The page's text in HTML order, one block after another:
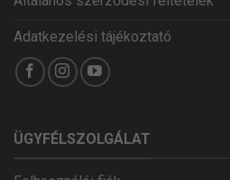
Adatkezelési tájékoztató
ÜGYFÉLSZOLGÁLAT